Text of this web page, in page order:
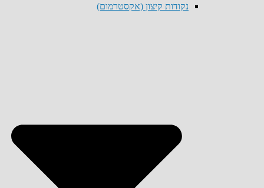
נקודות קיצון (אקסטרמום)